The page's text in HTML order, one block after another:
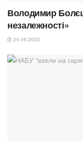
Володимир
незалежності»
24.08.2023